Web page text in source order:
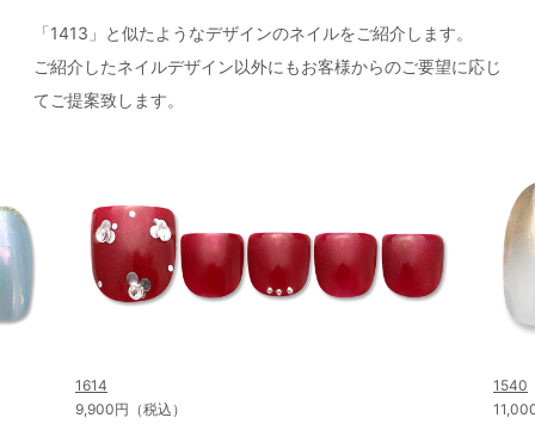
「1413」と似たようなデザインのネイルをご紹介します。
ご紹介したネイルデザイン以外にもお客様からのご要望に応じ
てご提案致します。
1614
9,900円（税込）
1540